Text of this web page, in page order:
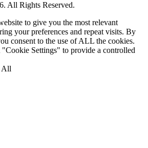
All Rights Reserved.
to give you the most relevant
your preferences and repeat visits. By
consent to the use of ALL the cookies.
Settings" to provide a controlled
All